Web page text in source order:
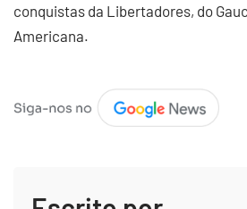
conquistas da Libertadores, do
Americana.